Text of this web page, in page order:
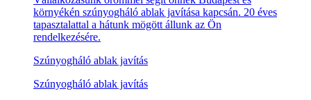
környékén szúnyogháló ablak javítása kapcsán. 20 éves
tapasztalattal a hátunk mögött állunk az Ön
rendelkezésére.
Szúnyogháló ablak javítás
Szúnyogháló ablak javítás